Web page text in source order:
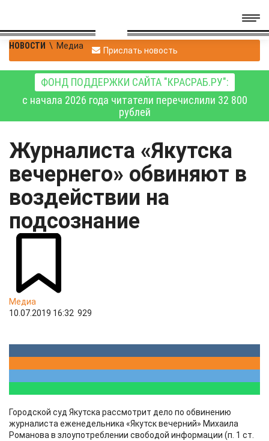
НОВОСТИ \ Медиа Прислать новость
ФОНД ПОДДЕРЖКИ САЙТА "КРАСРАБ.РУ":
с начала 2026 года читатели перечислили 32 800
рублей
Журналиста «Якутска
вечернего» обвиняют в
воздействии на
подсознание
Медиа
10.07.2019 16:32 929
Городской суд Якутска рассмотрит дело по обвинению
журналиста еженедельника «Якутск вечерний» Михаила
Романова в злоупотреблении свободой информации (п. 1 ст.